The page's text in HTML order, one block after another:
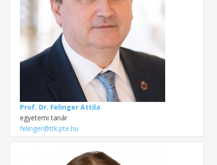
Prof. Dr. Felinger Attila
egyetemi tanár
felinger@ttk.pte.hu